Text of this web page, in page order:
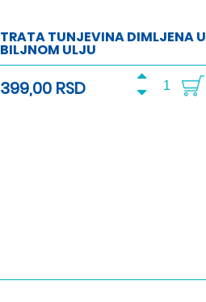
TRATA TUNJEVINA DIMLJENA U
BILJNOM ULJU
399,00 RSD